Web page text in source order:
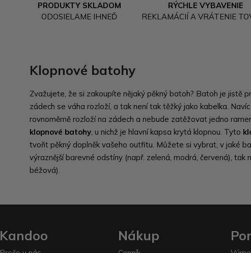
PRODUKTY SKLADOM
ODOSIELAME IHNEĎ
RÝCHLE VYBAVENIE
REKLAMÁCIÍ A VRÁTENIE
Klopnové batohy
Zvažujete, že si zakoupíte nějaký pěkný batoh? Batoh je jistě
zádech se váha rozloží, a tak není tak těžký jako kabelka.
rovnoměrně rozloží na zádech a nebude zatěžovat jedno
klopnové batohy, u nichž je hlavní kapsa krytá klopnou. Tyto
tvořit pěkný doplněk vašeho outfitu. Můžete si vybrat, v jaké
výraznější barevné odstíny (např. zelená, modrá, červená), tak
béžová).
Kandoo Nákup